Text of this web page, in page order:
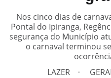
Nos cinco dias de
Pontal do Ipiranga,
segurança do Município
o carnaval terminou
LAZER